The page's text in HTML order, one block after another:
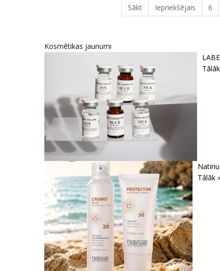
Sākt Iepriekšējais 6
Kosmētikas jaunumi
Tālāk